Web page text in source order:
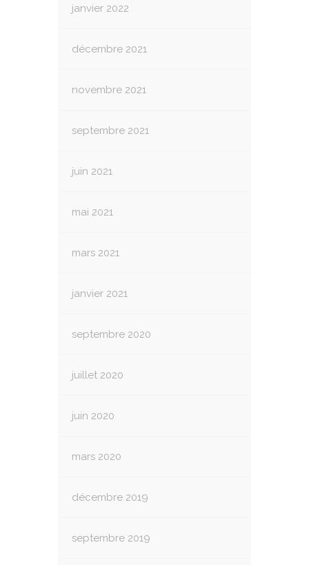
janvier 2022
décembre 2021
novembre 2021
septembre 2021
juin 2021
mai 2021
mars 2021
janvier 2021
septembre 2020
juillet 2020
juin 2020
mars 2020
décembre 2019
septembre 2019